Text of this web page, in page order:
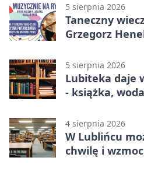
5 sierpnia 2026
Taneczny
Grzegorz
5 sierpnia 2026
Lubiteka daje
- książka,
4 sierpnia 2026
W Lublińcu
chwilę i